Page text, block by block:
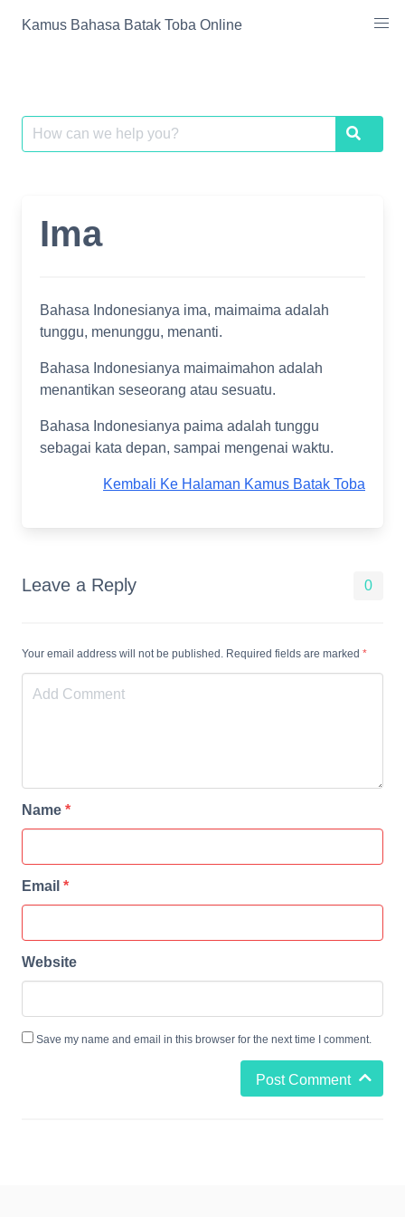
Kamus Bahasa Batak Toba Online
Search
for:
Search
Ima
Bahasa Indonesianya ima, maimaima adalah
tunggu, menunggu, menanti.
Bahasa Indonesianya maimaimahon adalah
menantikan seseorang atau sesuatu.
Bahasa Indonesianya paima adalah tunggu
sebagai kata depan, sampai mengenai waktu.
Kembali Ke Halaman Kamus Batak Toba
Leave a Reply 0
Your email address will not be published. Required fields are marked *
Name *
Email *
Website
Save my name and email in this browser for the next time I comment.
Post Comment